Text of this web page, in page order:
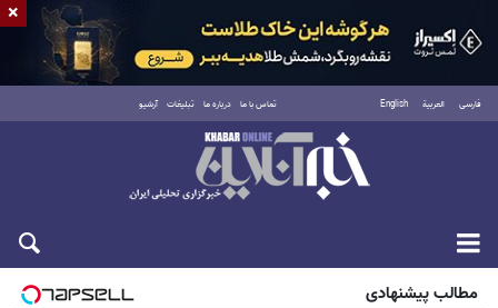
فارسی العربية English تماس با ما درباره ما تبلیغات آرشیو
جمعه ۱۶ مرداد ۱۴۰۵
مطالب پیشنهادی
×